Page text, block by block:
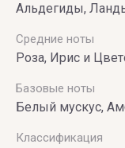
Альдегиды,
Средние ноты
Роза, Ирис и
Базовые ноты
Белый мускус,
Классификация